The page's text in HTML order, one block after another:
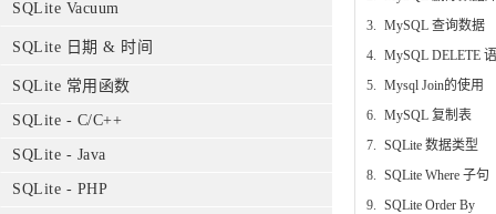
SQLite Vacuum
SQLite 日期 & 时间
SQLite 常用函数
SQLite - C/C++
SQLite - Java
SQLite - PHP
3.
MySQL 查询数据
4.
MySQL DELETE
5.
Mysql Join的使用
6.
MySQL 复制表
7.
SQLite 数据类型
8.
SQLite Where 子句
9.
SQLite Order By